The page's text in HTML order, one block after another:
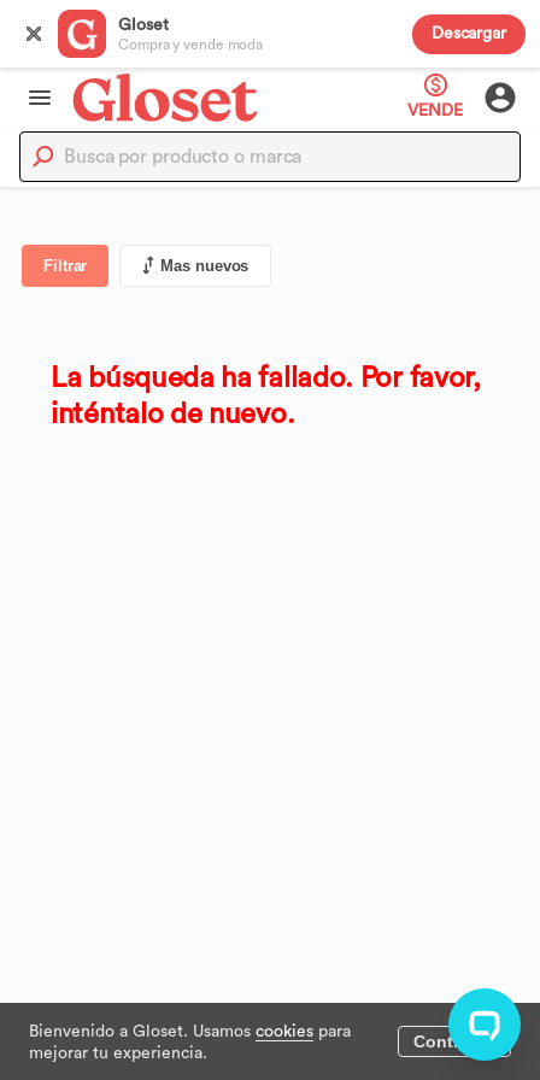
Gloset
Compra y vende moda
Descargar
Bienvenido a Gloset. Usamos cookies para
mejorar tu experiencia.
Continuar
VENDE
Filtrar Mas nuevos
La búsqueda ha fallado. Por favor,
inténtalo de nuevo.